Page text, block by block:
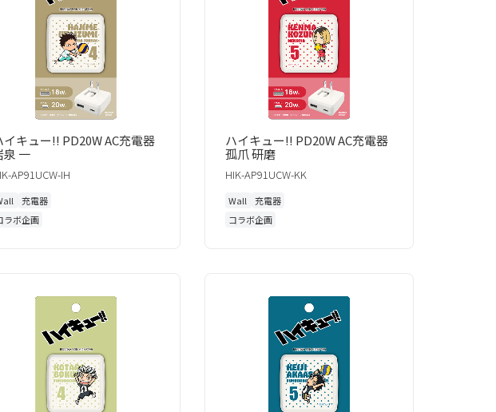
イキュー!! PD20W AC充電器
泉 一
AP91UCW-IH
充電器
ラボ企画
ハイキュー!! PD20W AC充電器
孤爪 研磨
HIK-AP91UCW-KK
Wall
充電器
コラボ企画